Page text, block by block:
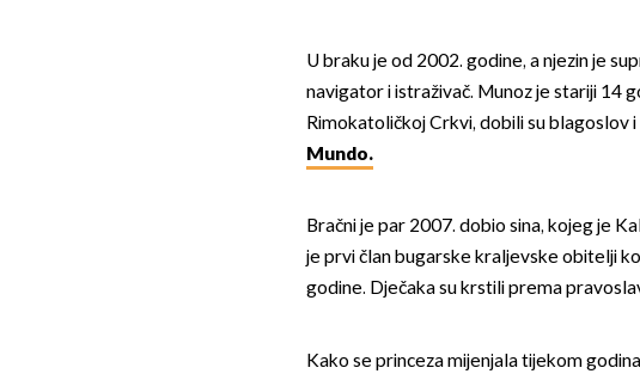
U braku je od 2002. godine, a njezin je
navigator i istraživač. Munoz je stariji 14
Rimokatoličkoj Crkvi, dobili su blagoslov
Mundo.
Bračni je par 2007. dobio sina, kojeg je
je prvi član bugarske kraljevske obitelji
godine. Dječaka su krstili prema
Kako se princeza mijenjala tijekom